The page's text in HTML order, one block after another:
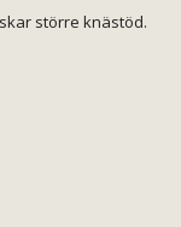
större knästöd.